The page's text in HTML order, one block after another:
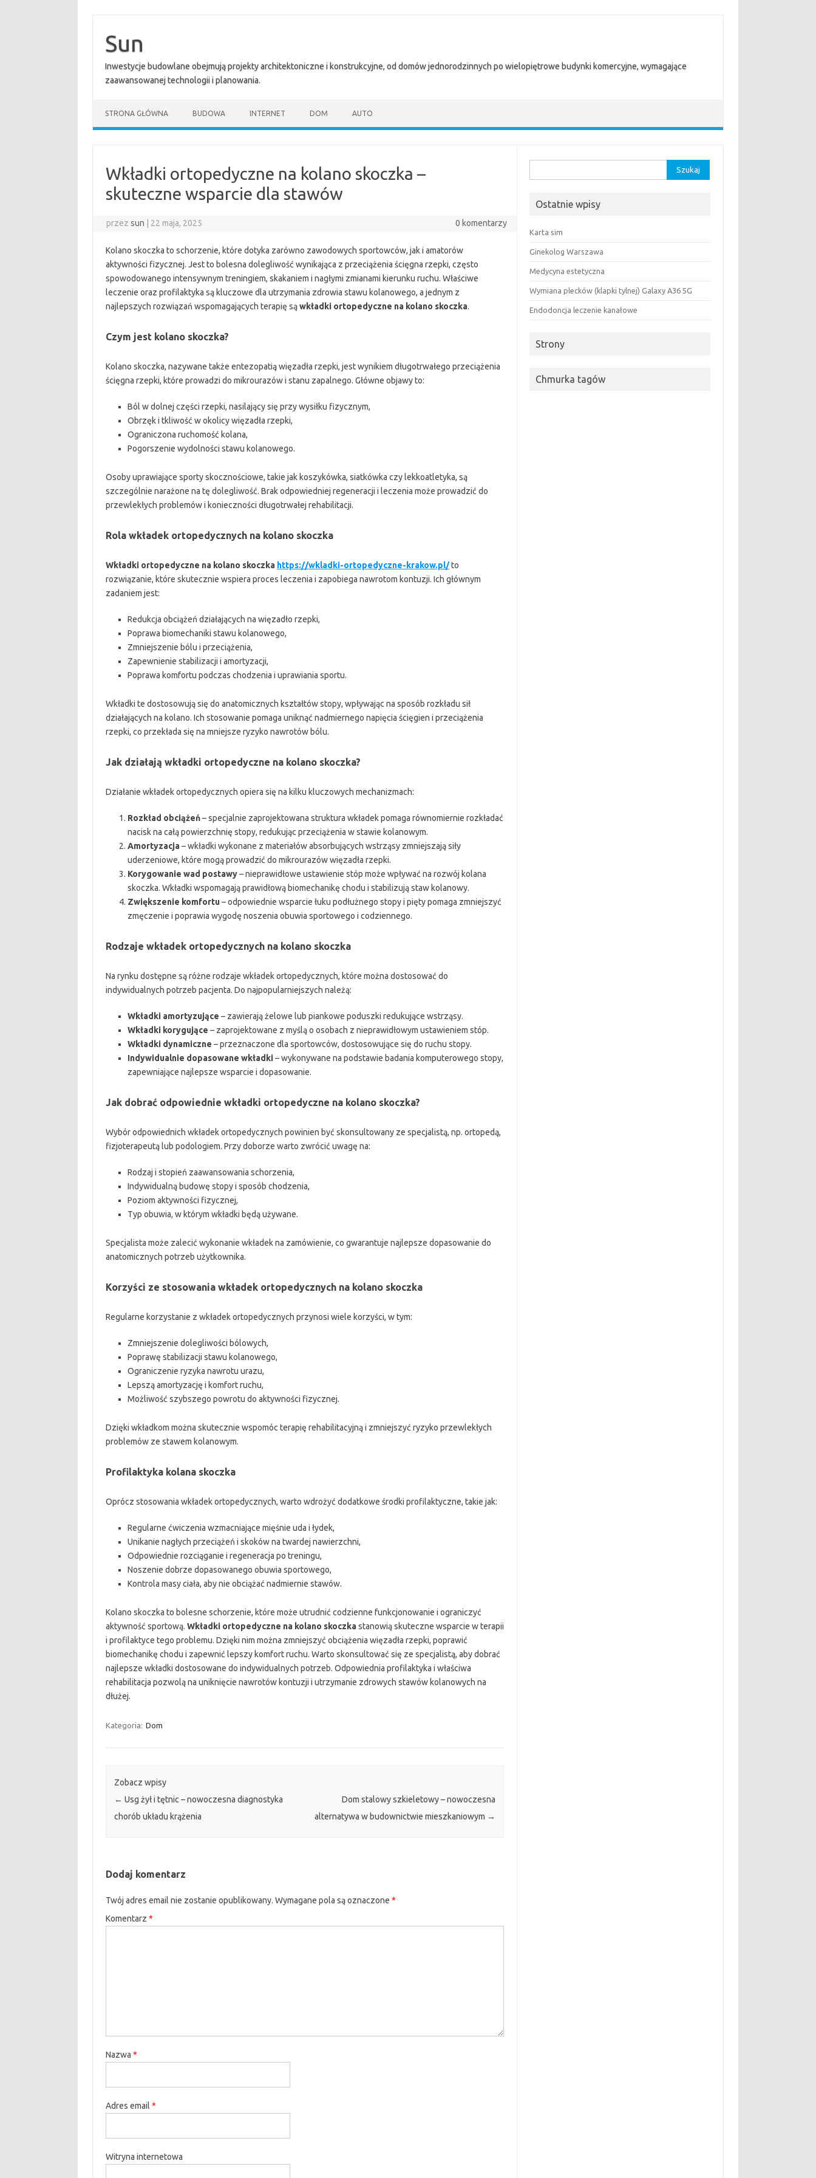
treściSun
Inwestycje budowlane obejmują projekty architektoniczne i konstrukcyjne, od domów jednorodzinnych po wielopiętrowe budynki komercyjne, wymagające
zaawansowanej technologii i planowania.
STRONA GŁÓWNA BUDOWA INTERNET DOM AUTO
Wkładki ortopedyczne na kolano skoczka –
skuteczne wsparcie dla stawów
przezsun 22 maja, 2025 0 komentarzy
Kolano skoczka to schorzenie, które dotyka zarówno zawodowych sportowców, jak i amatorów
aktywności fizycznej. Jest to bolesna dolegliwość wynikająca z przeciążenia ścięgna rzepki, często
spowodowanego intensywnym treningiem, skakaniem i nagłymi zmianami kierunku ruchu. Właściwe
leczenie oraz profilaktyka są kluczowe dla utrzymania zdrowia stawu kolanowego, a jednym z
najlepszych rozwiązań wspomagających terapię sąwkładki ortopedyczne na kolano skoczka.
Czym jest kolano skoczka?
Kolano skoczka, nazywane także entezopatią więzadła rzepki, jest wynikiem długotrwałego przeciążenia
ścięgna rzepki, które prowadzi do mikrourazów i stanu zapalnego. Główne objawy to:
Ból w dolnej części rzepki, nasilający się przy wysiłku fizycznym,
Obrzęk i tkliwość w okolicy więzadła rzepki,
Ograniczona ruchomość kolana,
Pogorszenie wydolności stawu kolanowego.
Osoby uprawiające sporty skocznościowe, takie jak koszykówka, siatkówka czy lekkoatletyka, są
szczególnie narażone na tę dolegliwość. Brak odpowiedniej regeneracji i leczenia może prowadzić do
przewlekłych problemów i konieczności długotrwałej rehabilitacji.
Rola wkładek ortopedycznych na kolano skoczka
Wkładki ortopedyczne na kolano skoczka https://wkladki-ortopedyczne-krakow.pl/to
rozwiązanie, które skutecznie wspiera proces leczenia i zapobiega nawrotom kontuzji. Ich głównym
zadaniem jest:
Redukcja obciążeń działających na więzadło rzepki,
Poprawa biomechaniki stawu kolanowego,
Zmniejszenie bólu i przeciążenia,
Zapewnienie stabilizacji i amortyzacji,
Poprawa komfortu podczas chodzenia i uprawiania sportu.
Wkładki te dostosowują się do anatomicznych kształtów stopy, wpływając na sposób rozkładu sił
działających na kolano. Ich stosowanie pomaga uniknąć nadmiernego napięcia ścięgien i przeciążenia
rzepki, co przekłada się na mniejsze ryzyko nawrotów bólu.
Jak działają wkładki ortopedyczne na kolano skoczka?
Działanie wkładek ortopedycznych opiera się na kilku kluczowych mechanizmach:
Rozkład obciążeń– specjalnie zaprojektowana struktura wkładek pomaga równomiernie rozkładać
nacisk na całą powierzchnię stopy, redukując przeciążenia w stawie kolanowym.
Amortyzacja– wkładki wykonane z materiałów absorbujących wstrząsy zmniejszają siły
uderzeniowe, które mogą prowadzić do mikrourazów więzadła rzepki.
Korygowanie wad postawy– nieprawidłowe ustawienie stóp może wpływać na rozwój kolana
skoczka. Wkładki wspomagają prawidłową biomechanikę chodu i stabilizują staw kolanowy.
Zwiększenie komfortu– odpowiednie wsparcie łuku podłużnego stopy i pięty pomaga zmniejszyć
zmęczenie i poprawia wygodę noszenia obuwia sportowego i codziennego.
Rodzaje wkładek ortopedycznych na kolano skoczka
Na rynku dostępne są różne rodzaje wkładek ortopedycznych, które można dostosować do
indywidualnych potrzeb pacjenta. Do najpopularniejszych należą:
Wkładki amortyzujące – zawierają żelowe lub piankowe poduszki redukujące wstrząsy.
Wkładki korygujące – zaprojektowane z myślą o osobach z nieprawidłowym ustawieniem stóp.
Wkładki dynamiczne – przeznaczone dla sportowców, dostosowujące się do ruchu stopy.
Indywidualnie dopasowane wkładki– wykonywane na podstawie badania komputerowego stopy,
zapewniające najlepsze wsparcie i dopasowanie.
Jak dobrać odpowiednie wkładki ortopedyczne na kolano skoczka?
Wybór odpowiednich wkładek ortopedycznych powinien być skonsultowany ze specjalistą, np. ortopedą,
fizjoterapeutą lub podologiem. Przy doborze warto zwrócić uwagę na:
Rodzaj i stopień zaawansowania schorzenia,
Indywidualną budowę stopy i sposób chodzenia,
Poziom aktywności fizycznej,
Typ obuwia, w którym wkładki będą używane.
Specjalista może zalecić wykonanie wkładek na zamówienie, co gwarantuje najlepsze dopasowanie do
anatomicznych potrzeb użytkownika.
Korzyści ze stosowania wkładek ortopedycznych na kolano skoczka
Regularne korzystanie z wkładek ortopedycznych przynosi wiele korzyści, w tym:
Zmniejszenie dolegliwości bólowych,
Poprawę stabilizacji stawu kolanowego,
Ograniczenie ryzyka nawrotu urazu,
Lepszą amortyzację i komfort ruchu,
Możliwość szybszego powrotu do aktywności fizycznej.
Dzięki wkładkom można skutecznie wspomóc terapię rehabilitacyjną i zmniejszyć ryzyko przewlekłych
problemów ze stawem kolanowym.
Profilaktyka kolana skoczka
Oprócz stosowania wkładek ortopedycznych, warto wdrożyć dodatkowe środki profilaktyczne, takie jak:
Regularne ćwiczenia wzmacniające mięśnie uda i łydek,
Unikanie nagłych przeciążeń i skoków na twardej nawierzchni,
Odpowiednie rozciąganie i regeneracja po treningu,
Noszenie dobrze dopasowanego obuwia sportowego,
Kontrola masy ciała, aby nie obciążać nadmiernie stawów.
Kolano skoczka to bolesne schorzenie, które może utrudnić codzienne funkcjonowanie i ograniczyć
aktywność sportową. Wkładki ortopedyczne na kolano skoczkastanowią skuteczne wsparcie w terapii
i profilaktyce tego problemu. Dzięki nim można zmniejszyć obciążenia więzadła rzepki, poprawić
biomechanikę chodu i zapewnić lepszy komfort ruchu. Warto skonsultować się ze specjalistą, aby dobrać
najlepsze wkładki dostosowane do indywidualnych potrzeb. Odpowiednia profilaktyka i właściwa
rehabilitacja pozwolą na uniknięcie nawrotów kontuzji i utrzymanie zdrowych stawów kolanowych na
dłużej.
Kategoria: Dom
Zobacz wpisy
← Usg żył i tętnic – nowoczesna diagnostyka
chorób układu krążenia
Dom stalowy szkieletowy – nowoczesna
alternatywa w budownictwie mieszkaniowym →
Dodaj komentarz
Twój adres email nie zostanie opublikowany. Wymagane pola są oznaczone *
Komentarz *
Nazwa *
Adres email *
Witryna internetowa
Ostatnie wpisy
Karta sim
Ginekolog Warszawa
Medycyna estetyczna
Wymiana plecków (klapki tylnej) Galaxy A36 5G
Endodoncja leczenie kanałowe
Strony
Chmurka tagów